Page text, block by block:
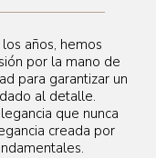
años, hemos
por la mano de
para garantizar un
al detalle.
que nunca
creada por